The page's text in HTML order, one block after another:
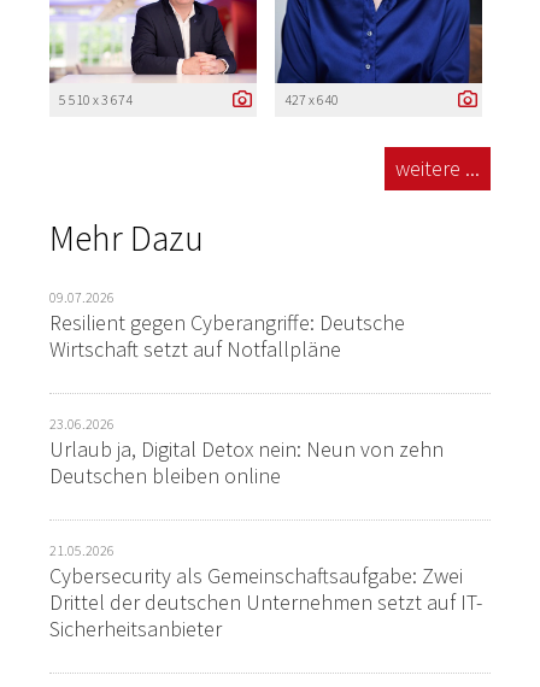
5 510 x 3 674 427 x 640
weitere ...
Mehr Dazu
09.07.2026
Resilient gegen Cyberangriffe: Deutsche
Wirtschaft setzt auf Notfallpläne
23.06.2026
Urlaub ja, Digital Detox nein: Neun von zehn
Deutschen bleiben online
21.05.2026
Cybersecurity als Gemeinschaftsaufgabe: Zwei
Drittel der deutschen Unternehmen setzt auf IT-
Sicherheitsanbieter